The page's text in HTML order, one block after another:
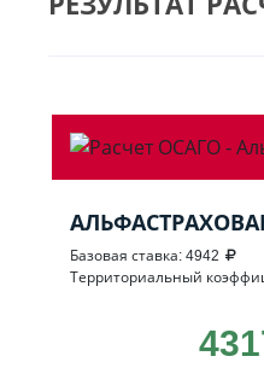
Базовая ставка: 4942
Территориальный